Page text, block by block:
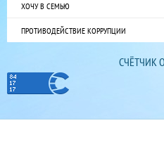
ХОЧУ В СЕМЬЮ
ПРОТИВОДЕЙСТВИЕ КОРРУПЦИИ
СЧЁТЧИК